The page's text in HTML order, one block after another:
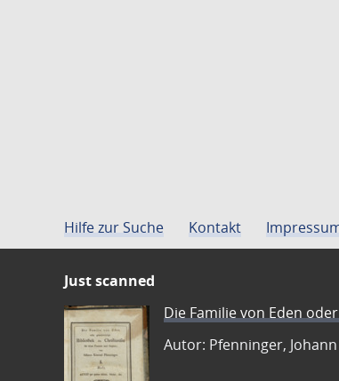
Hilfe zur Suche Kontakt
Just scanned
Die Familie von Eden
Autor: Pfenninger,